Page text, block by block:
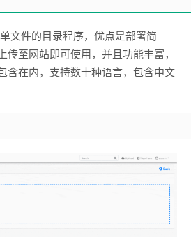
文件的目录程序，优点是部署简
至网站即可使用，并且功能丰富，
含在内，支持数十种语言，包含中文